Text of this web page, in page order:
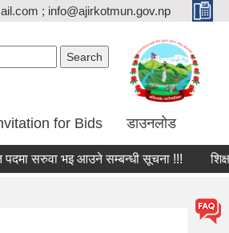
; info@ajirkotmun.gov.np
for Bids डाउनलोड
सरुवा भइ आउने सम्बन्धी सूचना !!! शिक्षक